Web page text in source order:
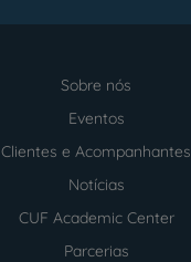
Sobre nós
Eventos
Clientes e Acompanhantes
Notícias
CUF Academic Center
Parcerias